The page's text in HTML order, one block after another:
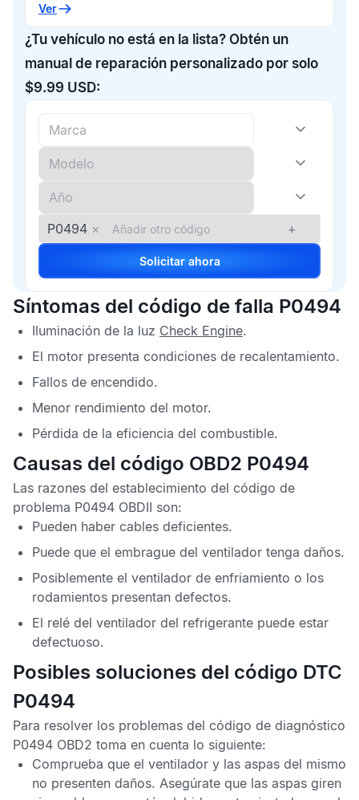
Ver
¿Tu vehículo no está en la lista? Obtén un
manual de reparación personalizado por solo
$9.99 USD:
P0494 × +
Solicitar ahora
Síntomas del código de falla P0494
Iluminación de la luz Check Engine.
El motor presenta condiciones de recalentamiento.
Fallos de encendido.
Menor rendimiento del motor.
Pérdida de la eficiencia del combustible.
Causas del código OBD2 P0494
Las razones del establecimiento del código de
problema P0494 OBDII son:
Pueden haber cables deficientes.
Puede que el embrague del ventilador tenga daños.
Posiblemente el ventilador de enfriamiento o los
rodamientos presentan defectos.
El relé del ventilador del refrigerante puede estar
defectuoso.
Posibles soluciones del código DTC
P0494
Para resolver los problemas del código de diagnóstico
P0494 OBD2 toma en cuenta lo siguiente:
Comprueba que el ventilador y las aspas del mismo
no presenten daños. Asegúrate que las aspas giren